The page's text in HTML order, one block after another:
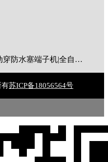
全自动穿胶壳端子机|全自动穿防水塞端子机|全自动穿热缩管端子机|全自动穿护套端子机|全自动穿号码管端子机|全自动端子机|全自动穿防水栓端子机|端子压着机|端子压接机|静音端子机|多芯线端子机|护套线端子机|全自动排线端子机|新能源大平方压接机|电脑剥线机|自动剥线机|裁线机|剥线机
有苏ICP备18056564号